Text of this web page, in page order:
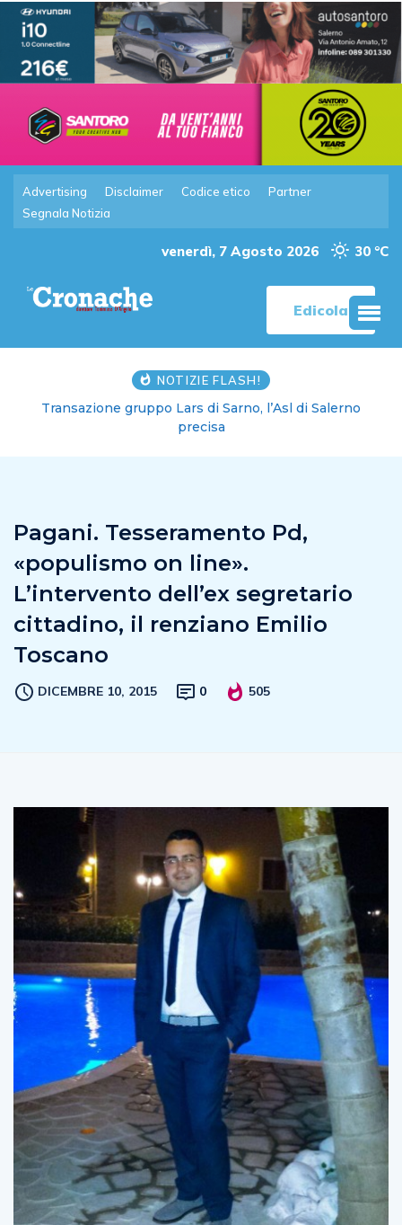
Advertising Disclaimer Codice etico
Partner
Segnala Notizia
venerdì, 7 Agosto 2026 30 °C
Edicola
NOTIZIE FLASH!
Transazione gruppo Lars di Sarno, l’Asl di Salerno
precisa
Pagani. Tesseramento Pd,
«populismo on line».
L’intervento dell’ex segretario
cittadino, il renziano Emilio
Toscano
DICEMBRE 10, 2015 0 505